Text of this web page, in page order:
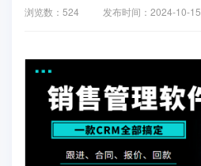
浏览数：524 发布时间：2024-10-15